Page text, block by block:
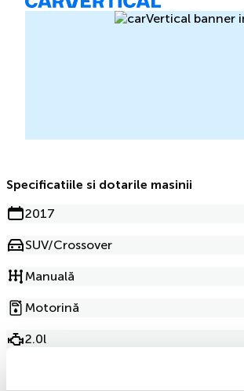
Specificatiile si dotarile masinii
2017
SUV/Crossover
Manuală
Motorină
2.0l